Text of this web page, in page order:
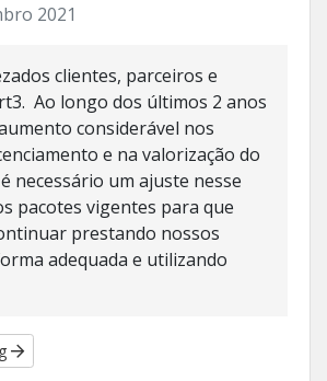
2021
clientes, parceiros e
Ao longo dos últimos 2 anos
considerável nos
e na valorização do
necessário um ajuste nesse
pacotes vigentes para que
prestando nossos
adequada e utilizando